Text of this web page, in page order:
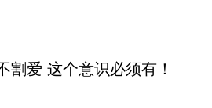
割爱 这个意识必须有！